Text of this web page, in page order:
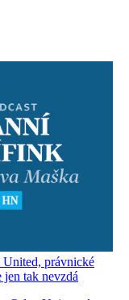
United, právnické
tak nevzdá